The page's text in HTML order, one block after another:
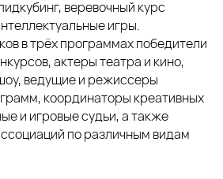
веревочный курс
игры.
в трёх программах победители
актеры театра и кино,
ведущие и режиссеры
координаторы креативных
и игровые судьи, а также
по различным видам